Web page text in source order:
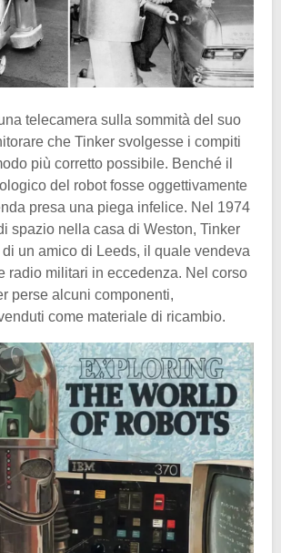
telecamera sulla sommità del suo
che Tinker svolgesse i compiti
più corretto possibile. Benché il
del robot fosse oggettivamente
presa una piega infelice. Nel 1974
spazio nella casa di Weston, Tinker
un amico di Leeds, il quale vendeva
radio militari in eccedenza. Nel corso
perse alcuni componenti,
come materiale di ricambio.